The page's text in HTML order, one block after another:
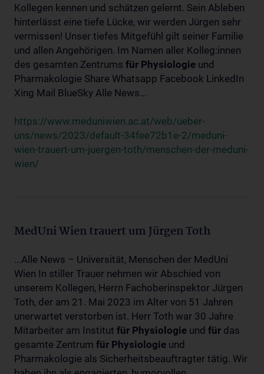
Kollegen kennen und schätzen gelernt. Sein Ableben
hinterlässt eine tiefe Lücke, wir werden Jürgen sehr
vermissen! Unser tiefes Mitgefühl gilt seiner Familie
und allen Angehörigen. Im Namen aller Kolleg:innen
des gesamten Zentrums für Physiologie und
Pharmakologie Share Whatsapp Facebook LinkedIn
Xing Mail BlueSky Alle News...
https://www.meduniwien.ac.at/web/ueber-
uns/news/2023/default-34fee72b1e-2/meduni-
wien-trauert-um-juergen-toth/menschen-der-meduni-
wien/
MedUni Wien trauert um Jürgen Toth
...Alle News – Universität, Menschen der MedUni
Wien In stiller Trauer nehmen wir Abschied von
unserem Kollegen, Herrn Fachoberinspektor Jürgen
Toth, der am 21. Mai 2023 im Alter von 51 Jahren
unerwartet verstorben ist. Herr Toth war 30 Jahre
Mitarbeiter am Institut für Physiologie und für das
gesamte Zentrum für Physiologie und
Pharmakologie als Sicherheitsbeauftragter tätig. Wir